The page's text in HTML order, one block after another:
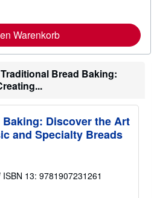
e
I
f
r
m
i
o
n
e
e
Warenkorb
Bread Baking:
Discover the Art
and Specialty Breads
ISBN 13: 9781907231261